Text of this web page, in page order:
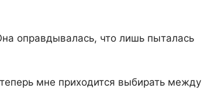
оправдывалась, что лишь пыталась
мне приходится выбирать между